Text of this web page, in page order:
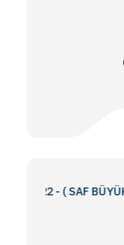
- ( SAF BÜYÜK